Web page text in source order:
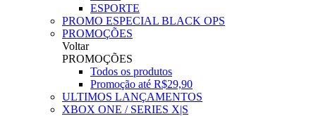
ESPORTE
PROMO ESPECIAL BLACK OPS
PROMOÇÕES
Voltar
PROMOÇÕES
Todos os produtos
Promoção até R$29,90
ULTIMOS LANÇAMENTOS
XBOX ONE / SERIES X|S